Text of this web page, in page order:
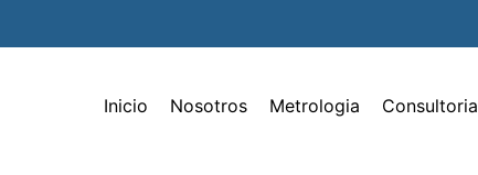
Inicio Nosotros Metrologia Consultoria